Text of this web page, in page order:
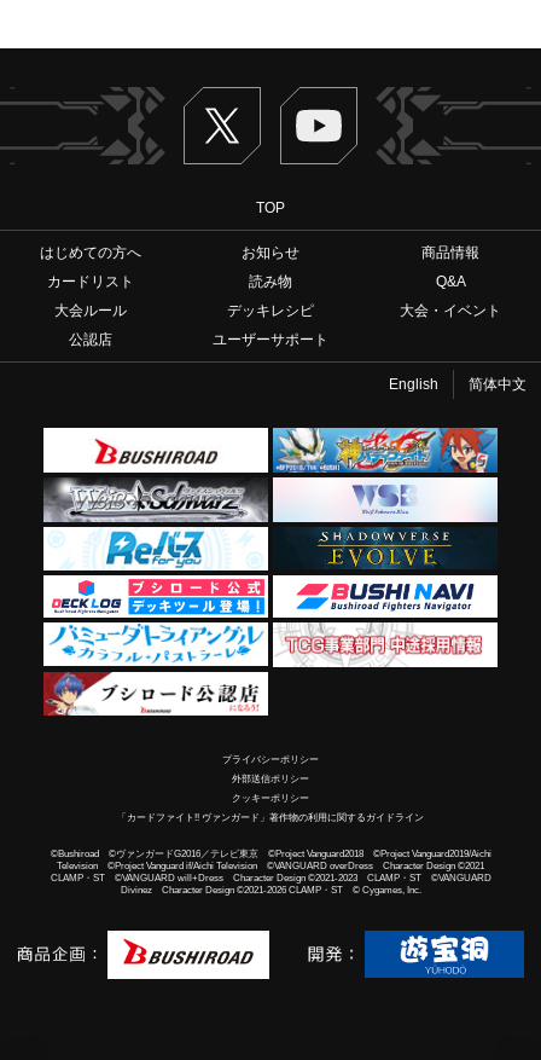
Twitter ヴァンガードch
TOP
はじめての方へ お知らせ
商品情報
カードリスト
読み物
Q&A
大会ルール
デッキレシピ
大会・イベント
公認店
ユーザーサポート
English 简体中文
プライバシーポリシー
外部送信ポリシー
クッキーポリシー
「カードファイト!! ヴァンガード」著作物の利用に関するガイドライン
©Bushiroad ©ヴァンガードG2016／テレビ東京 ©Project Vanguard2018 ©Project Vanguard2019/Aichi
Television ©Project Vanguard if/Aichi Television ©VANGUARD overDress Character Design ©2021
CLAMP・ST ©VANGUARD will+Dress Character Design ©2021-2023 CLAMP・ST ©VANGUARD
Divinez Character Design ©2021-2026 CLAMP・ST © Cygames, Inc.